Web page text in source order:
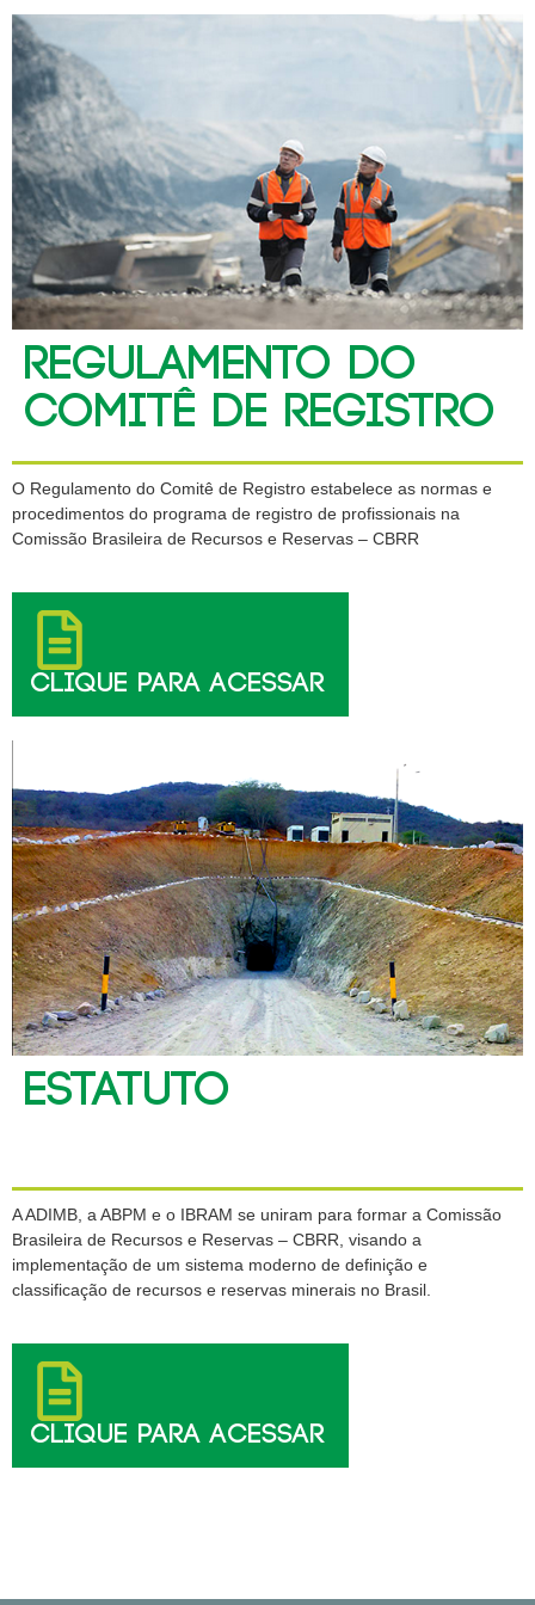
REGULAMENTO DO
COMITÊ DE REGISTRO
O Regulamento do Comitê de Registro estabelece as normas e
procedimentos do programa de registro de profissionais na
Comissão Brasileira de Recursos e Reservas – CBRR
CLIQUE PARA ACESSAR
ESTATUTO
A ADIMB, a ABPM e o IBRAM se uniram para formar a Comissão
Brasileira de Recursos e Reservas – CBRR, visando a
implementação de um sistema moderno de definição e
classificação de recursos e reservas minerais no Brasil.
CLIQUE PARA ACESSAR